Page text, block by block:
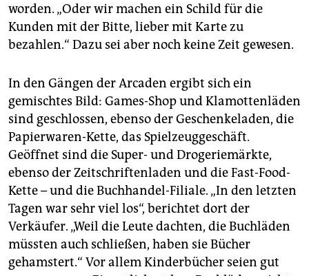
worden. „Oder wir machen ein Schild für die
Kunden mit der Bitte, lieber mit Karte zu
bezahlen.“ Dazu sei aber noch keine Zeit gewesen.
In den Gängen der Arcaden ergibt sich ein
gemischtes Bild: Games-Shop und Klamottenläden
sind geschlossen, ebenso der Geschenkeladen, die
Papierwaren-Kette, das Spielzeuggeschäft.
Geöffnet sind die Super- und Drogeriemärkte,
ebenso der Zeitschriftenladen und die Fast-Food-
Kette – und die Buchhandel-Filiale. „In den letzten
Tagen war sehr viel los“, berichtet dort der
Verkäufer. „Weil die Leute dachten, die Buchläden
müssten auch schließen, haben sie Bücher
gehamstert.“ Vor allem Kinderbücher seien gut